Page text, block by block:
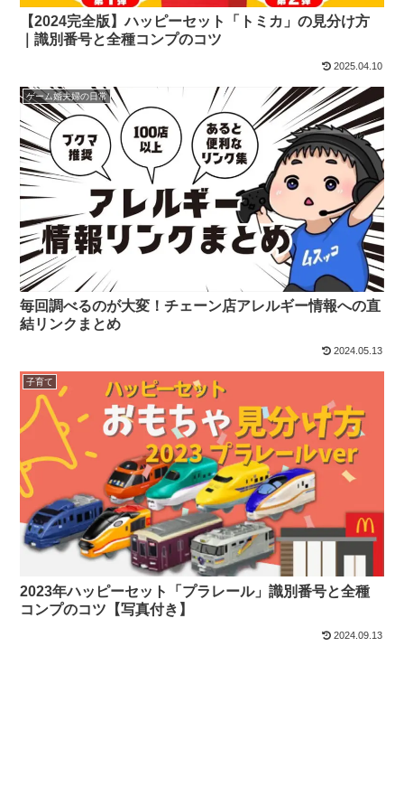
【2024完全版】ハッピーセット「トミカ」の見分け方
｜識別番号と全種コンプのコツ
2025.04.10
ゲーム婚夫婦の日常
毎回調べるのが大変！チェーン店アレルギー情報への直
結リンクまとめ
2024.05.13
子育て
2023年ハッピーセット「プラレール」識別番号と全種
コンプのコツ【写真付き】
2024.09.13